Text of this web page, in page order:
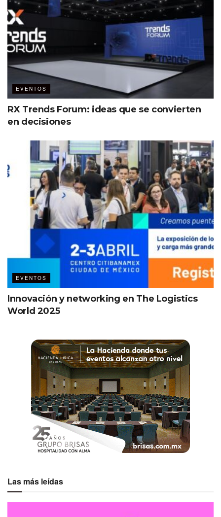
EVENTOS
RX Trends Forum: ideas que se convierten
en decisiones
EVENTOS
Innovación y networking en The Logistics
World 2025
Las más leídas